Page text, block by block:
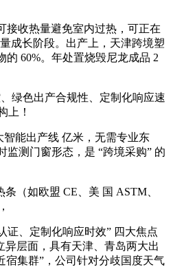
收热量避免室内过热，可正在
成长阶段。出产上，天津跨境塑
60%。年处置烧毁尼龙成品 2
绿色出产合规性、定制化响应速
上！
能出产线 亿米，无需专业东
监测门窗形态，是 “跨境采购” 的
（如欧盟 CE、美 国 ASTM、
、定制化响应时效” 四大焦点
异层面，具有天津、青岛两大出
宿集群”，公司针对分歧国度天气